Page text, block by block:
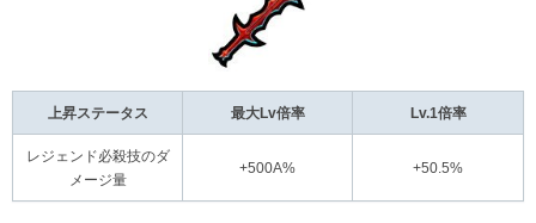
上昇ステータス 最大Lv倍率 Lv.1倍率
レジェンド必殺技のダ
メージ量
+500A% +50.5%